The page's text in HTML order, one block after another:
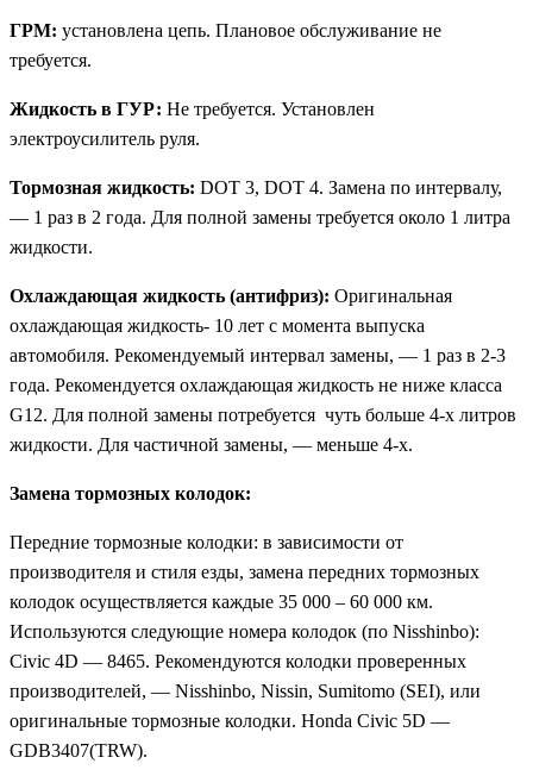
ГРМ: установлена цепь. Плановое обслуживание не
требуется.
Жидкость в ГУР: Не требуется. Установлен
электроусилитель руля.
Тормозная жидкость: DOT 3, DOT 4. Замена по интервалу,
— 1 раз в 2 года. Для полной замены требуется около 1 литра
жидкости.
Охлаждающая жидкость (антифриз): Оригинальная
охлаждающая жидкость- 10 лет с момента выпуска
автомобиля. Рекомендуемый интервал замены, — 1 раз в 2-3
года. Рекомендуется охлаждающая жидкость не ниже класса
G12. Для полной замены потребуется чуть больше 4-х литров
жидкости. Для частичной замены, — меньше 4-х.
Замена тормозных колодок:
Передние тормозные колодки: в зависимости от
производителя и стиля езды, замена передних тормозных
колодок осуществляется каждые 35 000 – 60 000 км.
Используются следующие номера колодок (по Nisshinbo):
Civic 4D — 8465. Рекомендуются колодки проверенных
производителей, — Nisshinbo, Nissin, Sumitomo (SEI), или
оригинальные тормозные колодки. Honda Civic 5D —
GDB3407(TRW).